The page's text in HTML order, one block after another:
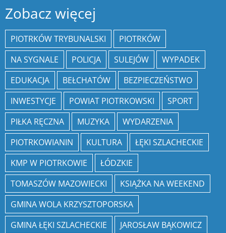
Zobacz więcej
PIOTRKÓW TRYBUNALSKI
PIOTRKÓW
NA SYGNALE
POLICJA SULEJÓW
WYPADEK
EDUKACJA
BEŁCHATÓW
BEZPIECZEŃSTWO
INWESTYCJE
POWIAT PIOTRKOWSKI
SPORT
PIŁKA RĘCZNA
MUZYKA
WYDARZENIA
PIOTRKOWIANIN
KULTURA
ŁĘKI SZLACHECKIE
KMP W PIOTRKOWIE
ŁÓDZKIE
TOMASZÓW MAZOWIECKI
KSIĄŻKA NA WEEKEND
GMINA WOLA KRZYSZTOPORSKA
GMINA ŁĘKI SZLACHECKIE
JAROSŁAW BĄKOWICZ